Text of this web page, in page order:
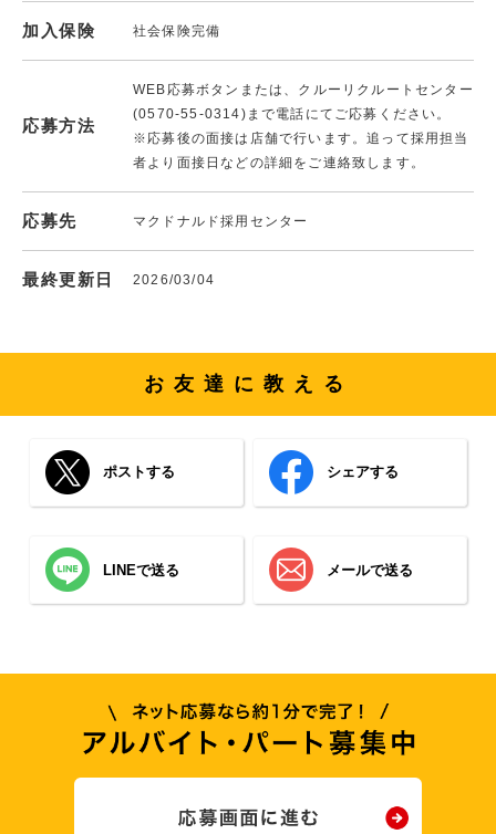
加入保険 社会保険完備
応募方法
WEB応募ボタンまたは、クルーリクルートセンター
(0570-55-0314)まで電話にてご応募ください。
※応募後の面接は店舗で行います。追って採用担当
者より面接日などの詳細をご連絡致します。
応募先 マクドナルド採用センター
最終更新日 2026/03/04
お友達に教える
ポストする シェアする
LINEで送る メールで送る